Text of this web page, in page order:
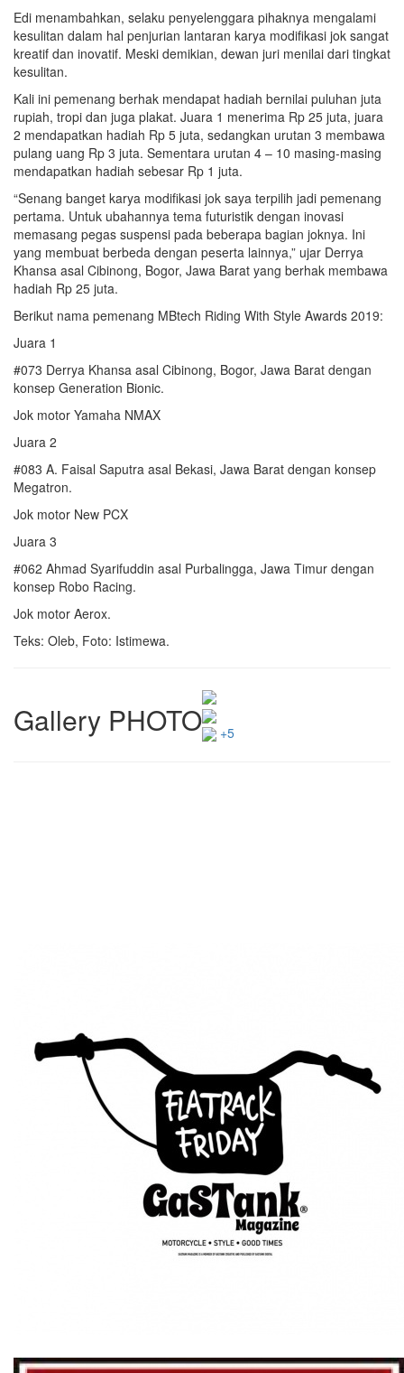
Edi menambahkan, selaku penyelenggara pihaknya mengalami
kesulitan dalam hal penjurian lantaran karya modifikasi jok sangat
kreatif dan inovatif. Meski demikian, dewan juri menilai dari tingkat
kesulitan.
Kali ini pemenang berhak mendapat hadiah bernilai puluhan juta
rupiah, tropi dan juga plakat. Juara 1 menerima Rp 25 juta, juara
2 mendapatkan hadiah Rp 5 juta, sedangkan urutan 3 membawa
pulang uang Rp 3 juta. Sementara urutan 4 – 10 masing-masing
mendapatkan hadiah sebesar Rp 1 juta.
“Senang banget karya modifikasi jok saya terpilih jadi pemenang
pertama. Untuk ubahannya tema futuristik dengan inovasi
memasang pegas suspensi pada beberapa bagian joknya. Ini
yang membuat berbeda dengan peserta lainnya,” ujar Derrya
Khansa asal Cibinong, Bogor, Jawa Barat yang berhak membawa
hadiah Rp 25 juta.
Berikut nama pemenang MBtech Riding With Style Awards 2019:
Juara 1
#073 Derrya Khansa asal Cibinong, Bogor, Jawa Barat dengan
konsep Generation Bionic.
Jok motor Yamaha NMAX
Juara 2
#083 A. Faisal Saputra asal Bekasi, Jawa Barat dengan konsep
Megatron.
Jok motor New PCX
Juara 3
#062 Ahmad Syarifuddin asal Purbalingga, Jawa Timur dengan
konsep Robo Racing.
Jok motor Aerox.
Teks: Oleb, Foto: Istimewa.
Gallery PHOTO +5